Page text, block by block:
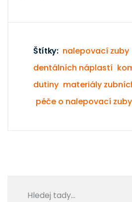
Štítky: nalepovací zuby
dentálních náplastí
dutiny materiály
péče o nalepovací zuby